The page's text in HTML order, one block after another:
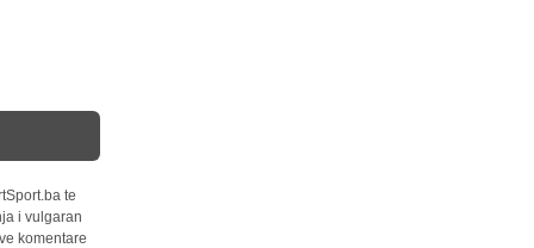
te
i vulgaran
komentare